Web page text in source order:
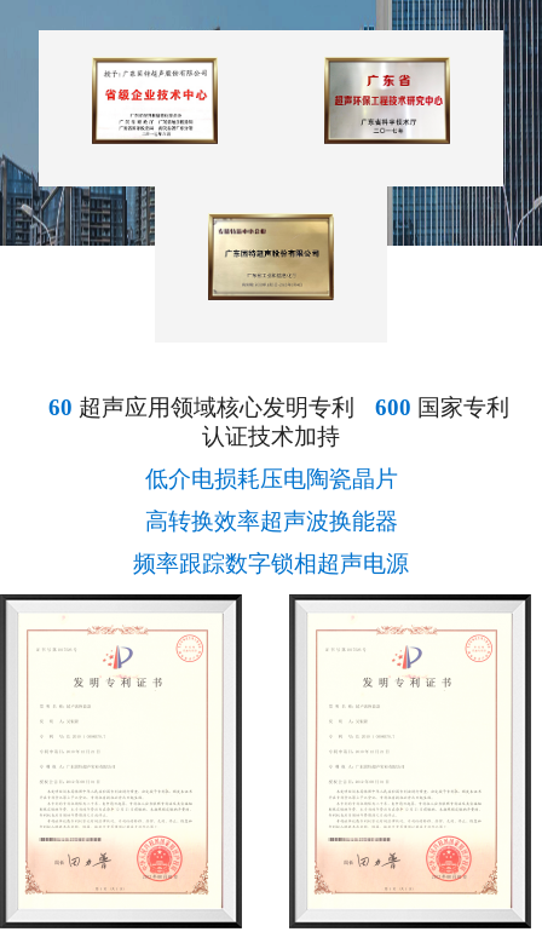
60 超声应用领域核心发明专利 600 国家专利
认证技术加持
低介电损耗压电陶瓷晶片
高转换效率超声波换能器
频率跟踪数字锁相超声电源